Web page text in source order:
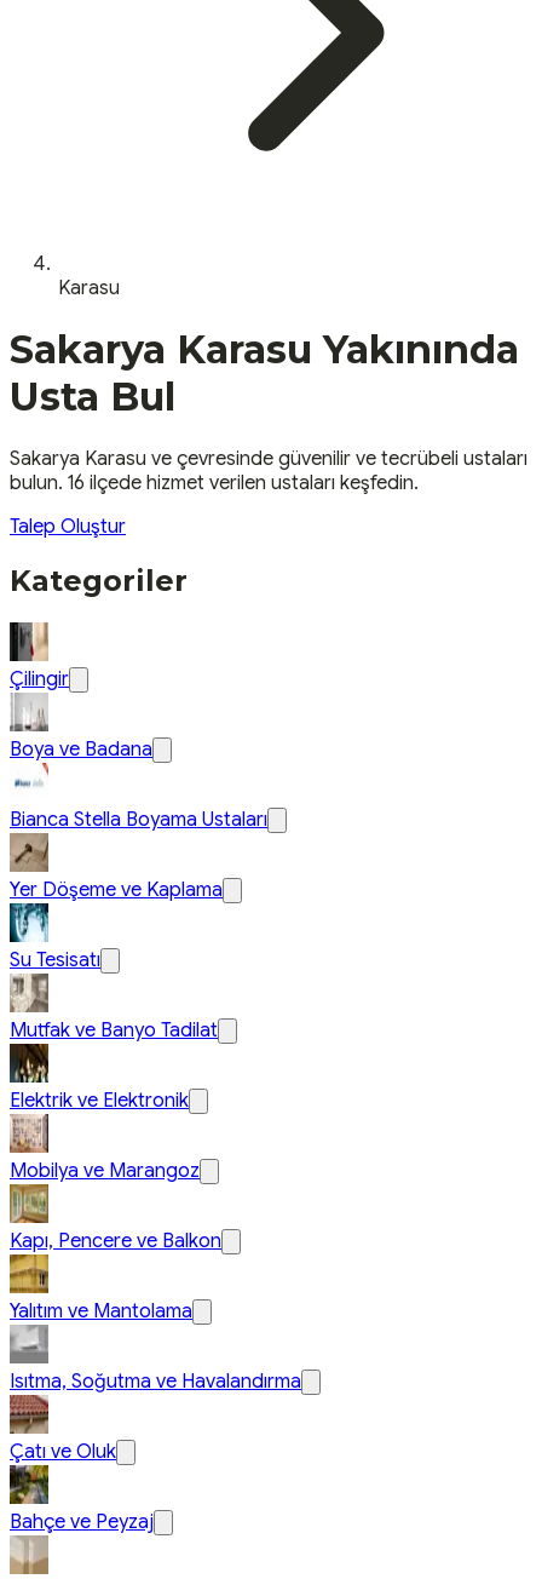
Karasu
Sakarya Karasu Yakınında
Usta Bul
Sakarya Karasu ve çevresinde güvenilir ve tecrübeli ustaları
bulun. 16 ilçede hizmet verilen ustaları keşfedin.
Talep Oluştur
Kategoriler
Çilingir
Boya ve Badana
Bianca Stella Boyama Ustaları
Yer Döşeme ve Kaplama
Su Tesisatı
Mutfak ve Banyo Tadilat
Elektrik ve Elektronik
Mobilya ve Marangoz
Kapı, Pencere ve Balkon
Yalıtım ve Mantolama
Isıtma, Soğutma ve Havalandırma
Çatı ve Oluk
Bahçe ve Peyzaj